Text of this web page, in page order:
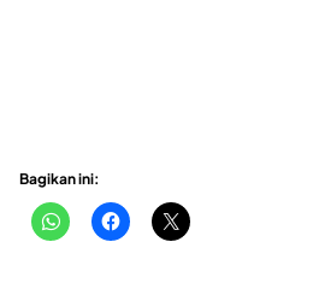
Bagikan ini: